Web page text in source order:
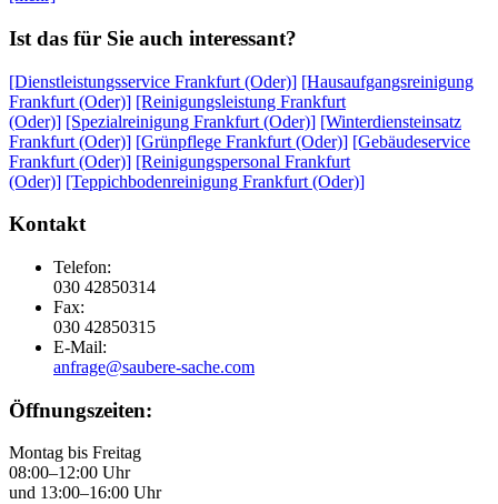
Ist das für Sie auch interessant?
[Dienstleistungsservice Frankfurt (Oder)] [Hausaufgangsreinigung
Frankfurt (Oder)] [Reinigungsleistung Frankfurt
(Oder)] [Spezialreinigung Frankfurt (Oder)] [Winterdiensteinsatz
Frankfurt (Oder)] [Grünpflege Frankfurt (Oder)] [Gebäudeservice
Frankfurt (Oder)] [Reinigungspersonal Frankfurt
(Oder)] [Teppichbodenreinigung Frankfurt (Oder)]
Kontakt
Telefon:
030 42850314
Fax:
030 42850315
E-Mail:
anfrage@saubere-sache.com
Öffnungszeiten:
Montag bis Freitag
08:00–12:00 Uhr
und 13:00–16:00 Uhr